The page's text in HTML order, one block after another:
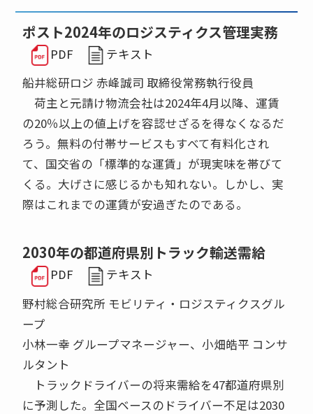
ポスト2024年のロジスティクス管理実務
PDF
テキスト
船井総研ロジ 赤峰誠司 取締役常務執行役員
荷主と元請け物流会社は2024年4月以降、運賃
の20％以上の値上げを容認せざるを得なくなるだ
ろう。無料の付帯サービスもすべて有料化され
て、国交省の「標準的な運賃」が現実味を帯びて
くる。大げさに感じるかも知れない。しかし、実
際はこれまでの運賃が安過ぎたのである。
2030年の都道府県別トラック輸送需給
PDF
テキスト
野村総合研究所 モビリティ・ロジスティクスグル
ープ
小林一幸 グループマネージャー、小畑皓平 コンサ
ルタント
トラックドライバーの将来需給を47都道府県別
に予測した。全国ベースのドライバー不足は2030